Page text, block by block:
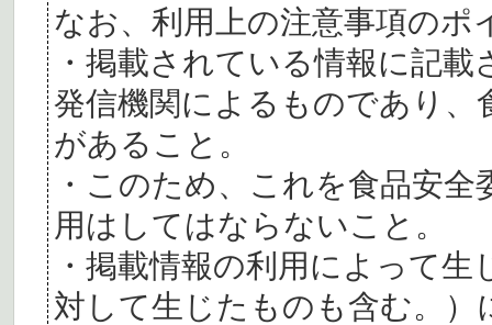
なお、利用上の注意事項の
・掲載されている情報に記
発信機関によるものであり、
があること。
・このため、これを食品安
用はしてはならないこと。
・掲載情報の利用によって
対して生じたものも含む。